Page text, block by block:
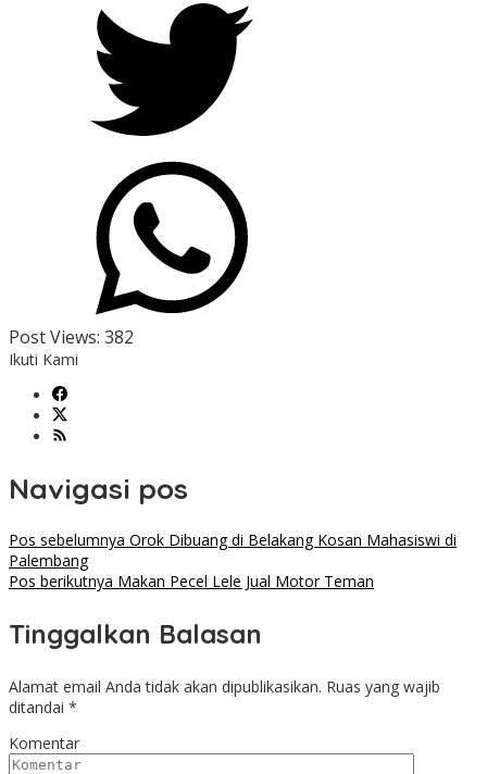
Post Views: 382
Ikuti Kami
Navigasi pos
Pos sebelumnya Orok Dibuang di Belakang Kosan Mahasiswi di
Palembang
Pos berikutnya Makan Pecel Lele Jual Motor Teman
Tinggalkan Balasan
Alamat email Anda tidak akan dipublikasikan. Ruas yang wajib
ditandai *
Komentar